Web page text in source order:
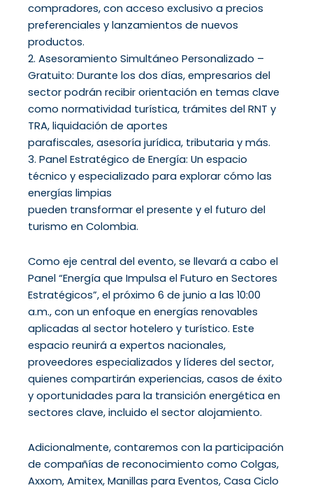
compradores, con acceso exclusivo a precios
preferenciales y lanzamientos de nuevos
productos.
2. Asesoramiento Simultáneo Personalizado –
Gratuito: Durante los dos días, empresarios del
sector podrán recibir orientación en temas clave
como normatividad turística, trámites del RNT y
TRA, liquidación de aportes
parafiscales, asesoría jurídica, tributaria y más.
3. Panel Estratégico de Energía: Un espacio
técnico y especializado para explorar cómo las
energías limpias
pueden transformar el presente y el futuro del
turismo en Colombia.
Como eje central del evento, se llevará a cabo el
Panel “Energía que Impulsa el Futuro en Sectores
Estratégicos”, el próximo 6 de junio a las 10:00
a.m., con un enfoque en energías renovables
aplicadas al sector hotelero y turístico. Este
espacio reunirá a expertos nacionales,
proveedores especializados y líderes del sector,
quienes compartirán experiencias, casos de éxito
y oportunidades para la transición energética en
sectores clave, incluido el sector alojamiento.
Adicionalmente, contaremos con la participación
de compañías de reconocimiento como Colgas,
Axxom, Amitex, Manillas para Eventos, Casa Ciclo